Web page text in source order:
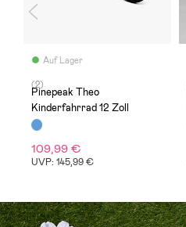
Auf Lager
(2)
Pinepeak Theo
Kinderfahrrad 12 Zoll
109,99 €
UVP: 145,99 €